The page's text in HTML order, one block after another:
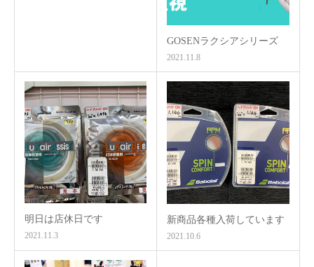
GOSENラクシアシリーズ
2021.11.8
明日は店休日です
2021.11.3
新商品各種入荷しています
2021.10.6